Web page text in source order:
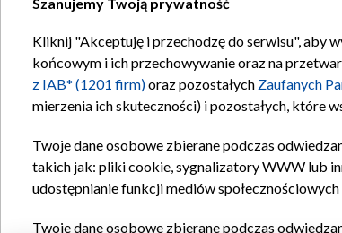
Kliknij "Akceptuję i przechodzę do serwisu", aby
końcowym i ich przechowywanie oraz na
z IAB* (1201 firm)oraz pozostałych Zaufanych
mierzenia ich skuteczności) i pozostałych, które
Twoje dane osobowe zbierane podczas
takich jak: pliki cookie, sygnalizatory WWW lub
udostępnianie funkcji mediów
Twoje dane osobowe zbierane podczas